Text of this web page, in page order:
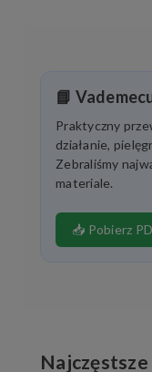
📘
Praktyczny
działanie,
Zebraliśmy
materiale.
📥 Pobierz